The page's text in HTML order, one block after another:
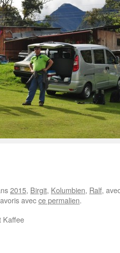
2015, Birgit, Kolumbien, Ralf,
avecce permalien.
Kaffee